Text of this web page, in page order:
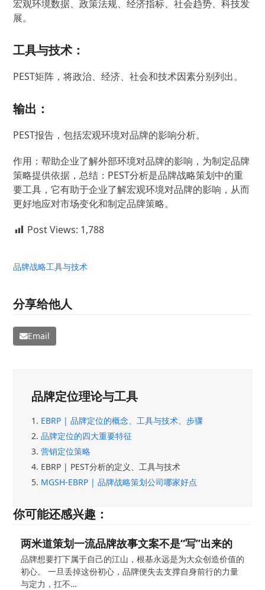
宏观环境数据、政策法规、经济指标、社会趋势、科技发
展。
工具与技术：
PEST矩阵，将政治、经济、社会和技术因素分别列出。
输出：
PEST报告，包括宏观环境对品牌的影响分析。
作用：帮助企业了解外部环境对品牌的影响，为制定品牌
策略提供依据，总结：PEST分析是品牌战略策划中的重
要工具，它有助于企业了解宏观环境对品牌的影响，从而
更好地应对市场变化和制定品牌策略。
Post Views: 1,788
品牌战略工具与技术
分享给他人
Email
品牌定位理论与工具
1. EBRP | 品牌定位的概念、工具与技术、步骤
2. 品牌定位的四大重要特征
3. 营销定位策略
4. EBRP | PEST分析的定义、工具与技术
5. MGSH-EBRP | 品牌战略策划公司哪家好点
你可能还感兴趣：
两米道策划一流品牌故事文案不是“写”出来的
品牌想要打下属于自己的江山，根基永远是为大众创造价值的
初心。 一旦丢掉这份初心，品牌便失去支撑自身前行的力量
与定力，扛不…